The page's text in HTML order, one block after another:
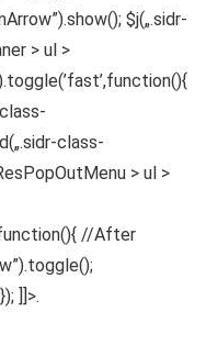
$j(„.sidr-
> ul >
class-
> ul >
//After
]]>.